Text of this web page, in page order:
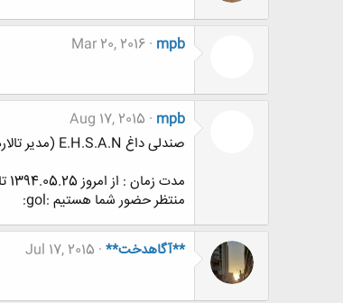
mpb
Mar 20, 2016
mpb
Aug 17, 2015
صندلی داغ E.H.S.A.N (مدیر تالارهای مهندسی معماری و هنـر)[IMG]
مدت زمان : از امروز 1394.05.25 تا ظهر روز یکشنبه 1394.06.01
منتظر حضور شما هستیم :gol:
**آگاهدخت** Jul 17, 2015